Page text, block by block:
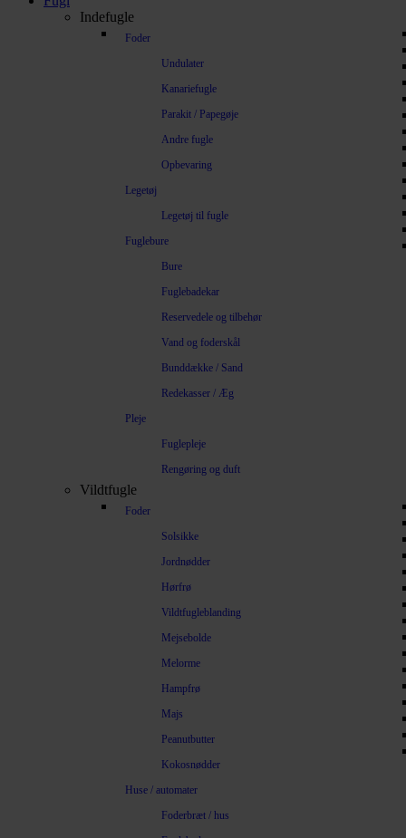
Indefugle
Foder
Undulater
Kanariefugle
Parakit / Papegøje
Andre fugle
Opbevaring
Legetøj
Legetøj til fugle
Fuglebure
Bure
Fuglebadekar
Reservedele og tilbehør
Vand og foderskål
Bunddække / Sand
Redekasser / Æg
Pleje
Fuglepleje
Rengøring og duft
Vildtfugle
Foder
Solsikke
Jordnødder
Hørfrø
Vildtfugleblanding
Mejsebolde
Melorme
Hampfrø
Majs
Peanutbutter
Kokosnødder
Huse / automater
Foderbræt / hus